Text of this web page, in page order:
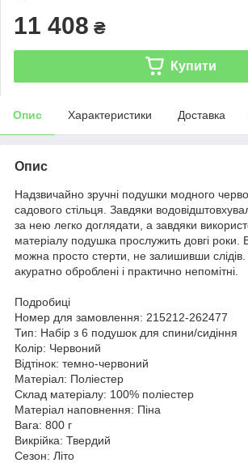
11 408 ₴
Купити
Опис Характеристики Доставка
Опис
Надзвичайно зручні подушки модного
садового стільця. Завдяки
за нею легко доглядати, а завдяки
матеріалу подушка прослужить довгі роки.
можна просто стерти, не залишивши
акуратно оброблені і практично непомітні.
Подробиці
Номер для замовлення: 215212-262477
Тип: Набір з 6 подушок для спини/сидіння
Колір: Червоний
Відтінок: темно-червоний
Матеріал: Поліестер
Склад матеріалу: 100% поліестер
Матеріал наповнення: Піна
Вага: 800 г
Викрійка: Твердий
Сезон: Літо